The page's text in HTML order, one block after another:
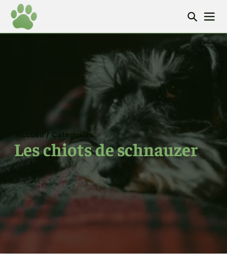
Accueil / Catégories
Les chiots de schnauzer